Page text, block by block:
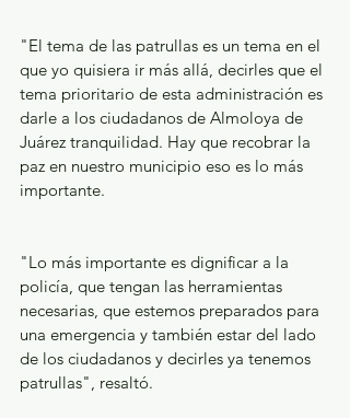
"El tema de las patrullas es un tema en el
que yo quisiera ir más allá, decirles que el
tema prioritario de esta administración es
darle a los ciudadanos de Almoloya de
Juárez tranquilidad. Hay que recobrar la
paz en nuestro municipio eso es lo más
importante.
"Lo más importante es dignificar a la
policía, que tengan las herramientas
necesarias, que estemos preparados para
una emergencia y también estar del lado
de los ciudadanos y decirles ya tenemos
patrullas", resaltó.